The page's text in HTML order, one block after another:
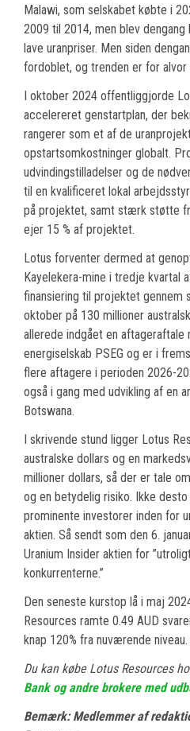
Malawi, som selskabet købte i
2009 til 2014, men blev
lave uranpriser. Men siden
fordoblet, og trenden er for alvor
I oktober 2024 offentliggjorde
accelereret genstartplan, der
rangerer som et af de
opstartsomkostninger globalt.
udvindingstilladelser og de
til en kvalificeret lokal
på projektet, samt stærk støtte
ejer 15 % af projektet.
Lotus forventer dermed at
Kayelekera-mine i tredje kvartal
finansiering til projektet gennem
oktober på 130 millioner
allerede indgået en aftageraftale
energiselskab PSEG og er i
flere aftagere i perioden 2026-
også i gang med udvikling af en
Botswana.
I skrivende stund ligger Lotus
australske dollars og en
millioner dollars, så der er tale
og en betydelig risiko. Ikke
prominente investorer inden for
aktien. Så sendt som den 6.
Uranium Insider aktien for
konkurrenterne.”
Den seneste kurstop lå i maj
Resources ramte 0.49 AUD
knap 120% fra nuværende niveau.
Du kan købe Lotus Resources
Bank og andre brokere med
Bemærk: Medlemmer af